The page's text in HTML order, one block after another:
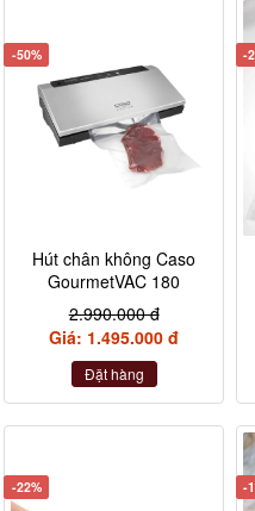
-50%
Hút chân không Caso
GourmetVAC 180
2.990.000 đ
Giá: 1.495.000 đ
Đặt hàng
-
-22% -